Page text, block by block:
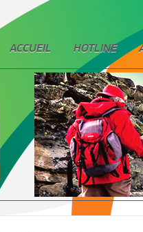
ACCUEIL HOTLINE